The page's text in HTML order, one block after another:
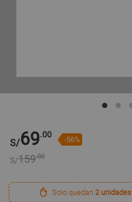
S/69.00 -56%
S/159.00
Solo quedan2 unidades